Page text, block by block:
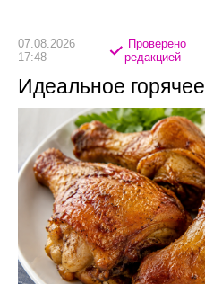
07.08.2026
17:48
Проверено
редакцией
Идеальное горячее